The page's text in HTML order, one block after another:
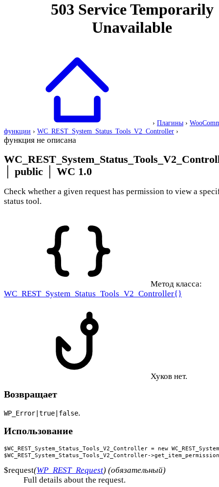
› Плагины ›
функции › WC_REST_System_Status_Tools_V2_Controller ›
функция не описана
public WC 1.0
Check whether a given request has permission to view a
status tool.
Метод класса:
WC_REST_System_Status_Tools_V2_Controller{}
Хуков нет.
Возвращает
WP_Error|true|false.
Использование
$WC_REST_System_Status_Tools_V2_Controller = new
$WC_REST_System_Status_Tools_V2_Controller-
$request(WP_REST_Request) (обязательный)
Full details about the request.